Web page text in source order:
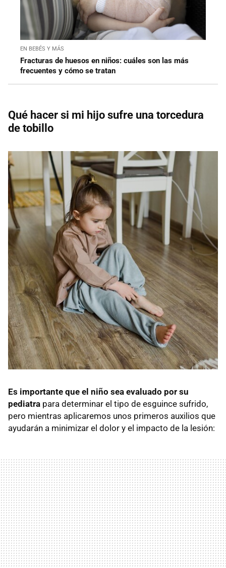
EN BEBÉS Y MÁS
Fracturas de huesos en niños: cuáles son las más
frecuentes y cómo se tratan
Qué hacer si mi hijo sufre una torcedura
de tobillo
Es importante que el niño sea evaluado por su
pediatra para determinar el tipo de esguince sufrido,
pero mientras aplicaremos unos primeros auxilios que
ayudarán a minimizar el dolor y el impacto de la lesión: